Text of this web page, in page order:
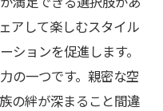
アして楽しむスタイル
ションを促進します。
の一つです。親密な空
の絆が深まること間違